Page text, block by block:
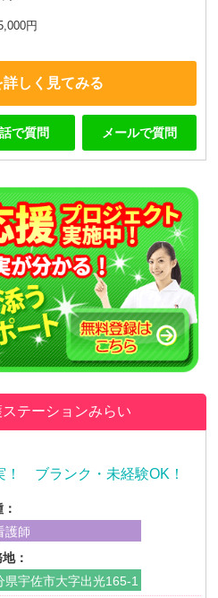
手当5,000円
しく見てみる
で質問 メールで質問
テーションみらい
ブランク・未経験OK！
護師
：
県宇佐市大字出光165-1